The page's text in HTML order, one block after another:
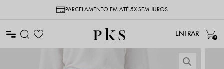
PARCELAMENTO EM ATÉ 5X SEM JUROS
0